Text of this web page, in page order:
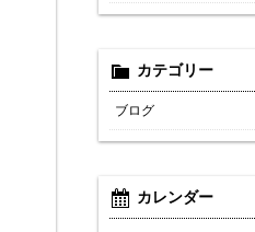
カテゴリー
ブログ
カレンダー